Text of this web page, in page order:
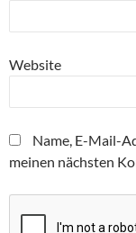
Website
Name, E-Mail-
meinen nächsten